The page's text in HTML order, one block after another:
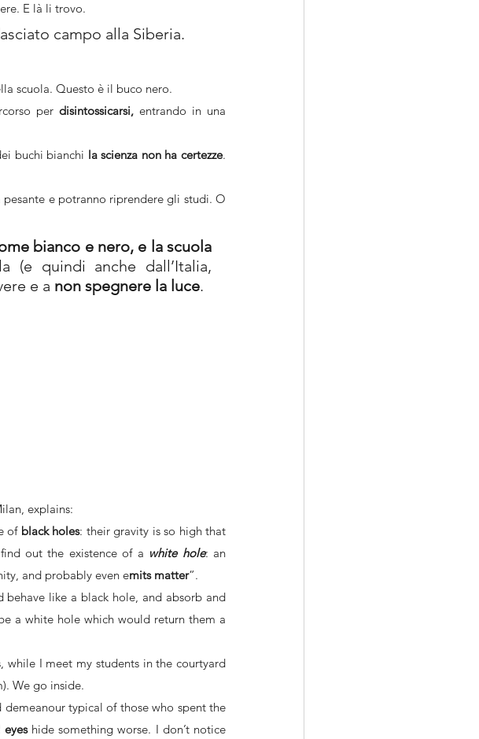
E là li trovo.
campo alla Siberia.
scuola. Questo è il buco nero.
per disintossicarsi, entrando in una
buchi bianchi la scienza non ha certezze.
e potranno riprendere gli studi. O
bianco e nero, e la scuola
(e quindi anche dall’Italia,
e a non spegnere la luce.
explains:
of black holes: their gravity is so high that
out the existence of a white hole: an
and probably even emits matter”.
like a black hole, and absorb and
a white hole which would return them a
while I meet my students in the courtyard
We go inside.
typical of those who spent the
eyes hide something worse. I don’t notice